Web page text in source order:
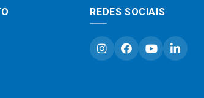
REDES SOCIAIS